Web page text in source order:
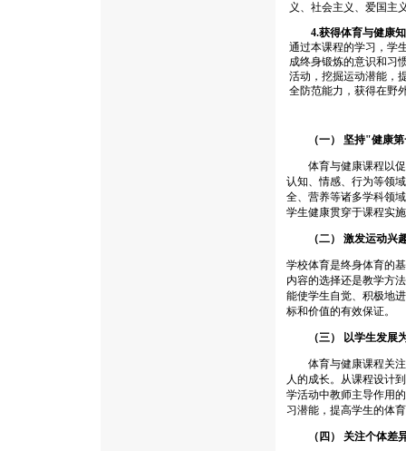
义、社会主义、爱国
4.获得体育与健康
通过本课程的学习，学
成终身锻炼的意识和习
活动，挖掘运动潜能，
全防范能力，获得在野
（一） 坚持"健康
体育与健康课程以促
认知、情感、行为等领
全、营养等诸多学科领
学生健康贯穿于课程实
（二） 激发运动兴
学校体育是终身体育的
内容的选择还是教学方
能使学生自觉、积极地
标和价值的有效保证。
（三） 以学生发展
体育与健康课程关注
人的成长。从课程设计
学活动中教师主导作用
习潜能，提高学生的体
（四） 关注个体